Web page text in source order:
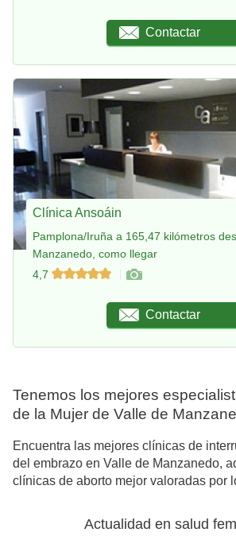
Contactar
Clínica Ansoáin
Pamplona/Iruña a 165,47 kilómetros
Manzanedo, como llegar
4,7
Contactar
Tenemos los mejores
de la Mujer de Valle de
Encuentra las mejores clínicas de
del embrazo en Valle de Manzanedo,
clínicas de aborto mejor valoradas por
Actualidad en salud